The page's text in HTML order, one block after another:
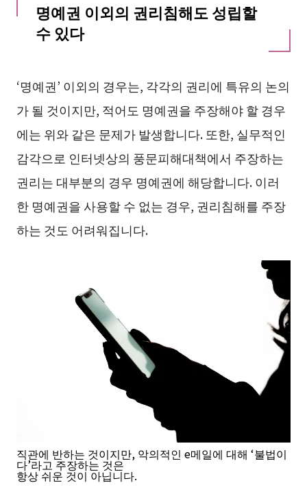
명예권 이외의 권리침해도 성립할
수 있다
‘명예권’ 이외의 경우는, 각각의 권리에 특유의 논의
가 될 것이지만, 적어도 명예권을 주장해야 할 경우
에는 위와 같은 문제가 발생합니다. 또한, 실무적인
감각으로 인터넷상의 풍문피해대책에서 주장하는
권리는 대부분의 경우 명예권에 해당합니다. 이러
한 명예권을 사용할 수 없는 경우, 권리침해를 주장
하는 것도 어려워집니다.
직관에 반하는 것이지만, 악의적인 e메일에 대해 ‘불법이
다’라고 주장하는 것은
항상 쉬운 것이 아닙니다.